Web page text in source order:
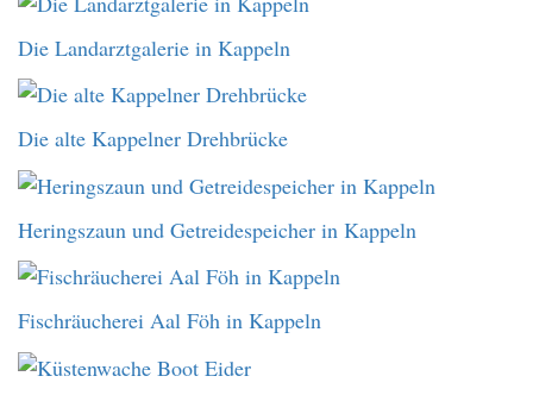
Die Landarztgalerie in Kappeln
Die alte Kappelner Drehbrücke
Heringszaun und Getreidespeicher in Kappeln
Fischräucherei Aal Föh in Kappeln